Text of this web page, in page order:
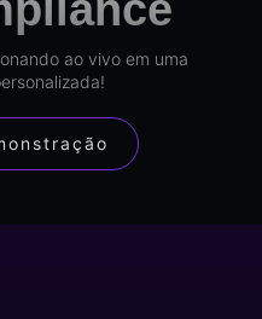
ao vivo em uma